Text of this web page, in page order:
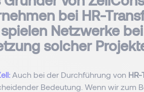
bei HR-
spielen Netzwerke
solcher
Auch bei der Durchführung von
Bedeutung. Wenn wir zum